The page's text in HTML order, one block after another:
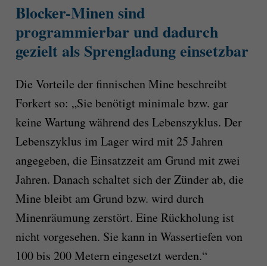
Blocker-Minen sind
programmierbar und dadurch
gezielt als Sprengladung einsetzbar
Die Vorteile der finnischen Mine beschreibt
Forkert so: „Sie benötigt minimale bzw. gar
keine Wartung während des Lebenszyklus. Der
Lebenszyklus im Lager wird mit 25 Jahren
angegeben, die Einsatzzeit am Grund mit zwei
Jahren. Danach schaltet sich der Zünder ab, die
Mine bleibt am Grund bzw. wird durch
Minenräumung zerstört. Eine Rückholung ist
nicht vorgesehen. Sie kann in Wassertiefen von
100 bis 200 Metern eingesetzt werden.“